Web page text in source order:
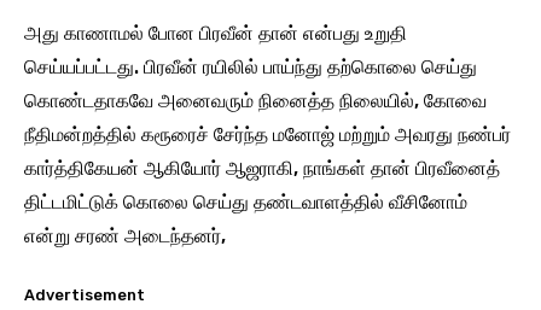
அது காணாமல் போன பிரவீன் தான் என்பது உறுதி
செய்யப்பட்டது. பிரவீன் ரயிலில் பாய்ந்து தற்கொலை செய்து
கொண்டதாகவே அனைவரும் நினைத்த நிலையில், கோவை
நீதிமன்றத்தில் கரூரைச் சேர்ந்த மனோஜ் மற்றும் அவரது நண்பர்
கார்த்திகேயன் ஆகியோர் ஆஜராகி, நாங்கள் தான் பிரவீனைத்
திட்டமிட்டுக் கொலை செய்து தண்டவாளத்தில் வீசினோம்
என்று சரண் அடைந்தனர்,
Advertisement